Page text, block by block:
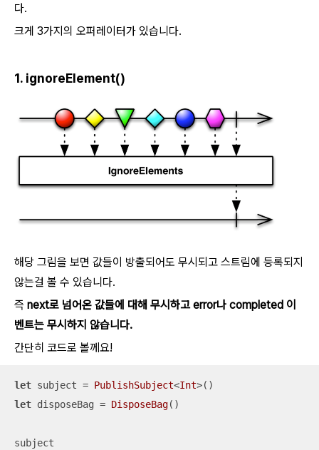
다.
크게 3가지의 오퍼레이터가 있습니다.
1. ignoreElement()
해당 그림을 보면 값들이 방출되어도 무시되고 스트림에 등록되지
않는걸 볼 수 있습니다.
즉 next로 넘어온 값들에 대해 무시하고 error나 completed 이
벤트는 무시하지 않습니다.
간단히 코드로 볼께요!
let subject = PublishSubject<Int
let disposeBag = DisposeBag()
subject